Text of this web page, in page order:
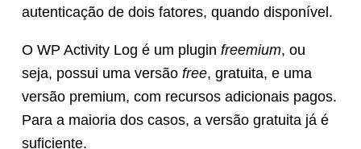
autenticação de dois fatores, quando disponível.
O WP Activity Log é um plugin freemium, ou
seja, possui uma versão free, gratuita, e uma
versão premium, com recursos adicionais pagos.
Para a maioria dos casos, a versão gratuita já é
suficiente.